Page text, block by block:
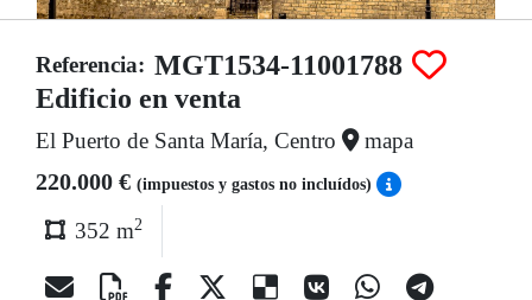
Referencia: MGT1534-11001788
Edificio en venta
El Puerto de Santa María, Centro mapa
220.000 € (impuestos y gastos no incluídos)
352 m2